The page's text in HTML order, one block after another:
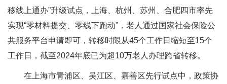
移线上通办”升级试点，上海、杭州、苏州、合肥四市率先
实现“零材料提交、零线下跑动”，老人通过国家社会保险公
共服务平台申请即可，转移时限从45个工作日缩短至15个
工作日，截至2024年底已为超10万老人办理跨省转移。
在上海市青浦区、吴江区、嘉善区先行试点中，政策协